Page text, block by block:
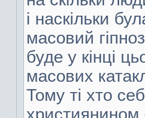
і наскільки
масовий
буде у кінці
масових
Тому ті хто
християнином